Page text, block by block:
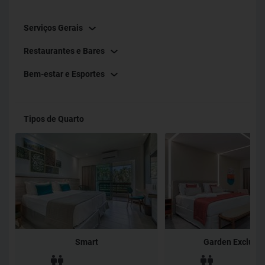
inesquecíveis, já deu pra perceber, hein?
Serviços Gerais
Restaurantes e Bares
Bem-estar e Esportes
Tipos de Quarto
Smart Garden